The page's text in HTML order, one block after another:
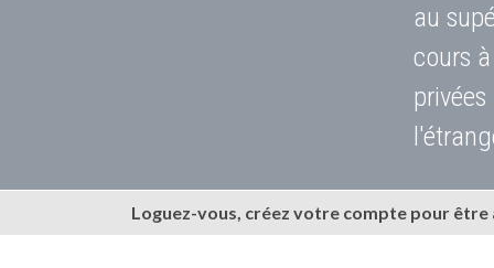
au
cours
Loguez-vous, créez votre compte pour